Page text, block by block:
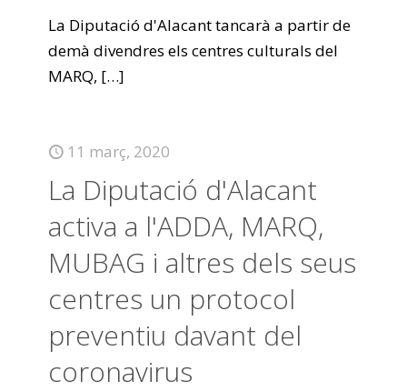
La Diputació d'Alacant tancarà a partir de
demà divendres els centres culturals del
MARQ, […]
11 març, 2020
La Diputació d'Alacant
activa a l'ADDA, MARQ,
MUBAG i altres dels seus
centres un protocol
preventiu davant del
coronavirus